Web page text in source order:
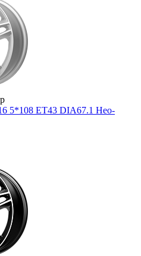
5*108 ET43 DIA67.1 Нео-